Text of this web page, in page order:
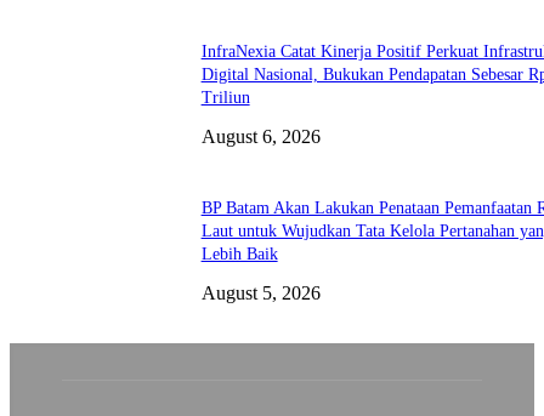
InfraNexia Catat Kinerja Positif Perkuat
Digital Nasional, Bukukan Pendapatan Sebesar
Triliun
August 6, 2026
BP Batam Akan Lakukan Penataan Pemanfaatan
Laut untuk Wujudkan Tata Kelola Pertanahan
Lebih Baik
August 5, 2026